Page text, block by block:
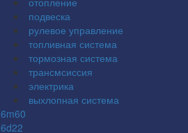
подвеска
рулевое управление
топливная система
тормозная система
трансмсиссия
электрика
выхлопная система
6m60
6d22